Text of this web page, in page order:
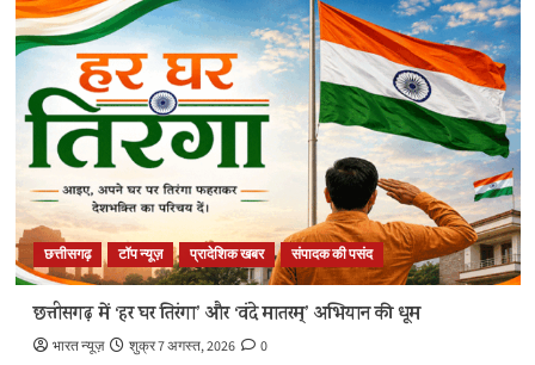
छत्तीसगढ़ टॉप न्यूज़ प्रादेशिक खबर संपादक की पसंद
छत्तीसगढ़ में ‘हर घर तिरंगा’ और ‘वंदे मातरम्’ अभियान की धूम
भारत न्यूज़ शुक्र 7 अगस्त, 2026 0